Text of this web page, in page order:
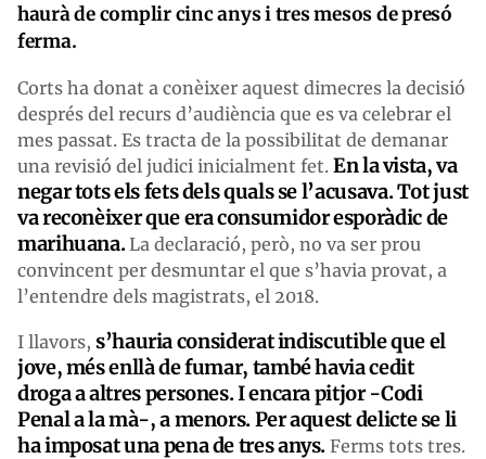
haurà de complir cinc anys i tres mesos de presó
ferma.
Corts ha donat a conèixer aquest dimecres la decisió
després del recurs d’audiència que es va celebrar el
mes passat. Es tracta de la possibilitat de demanar
una revisió del judici inicialment fet. En la vista, va
negar tots els fets dels quals se l’acusava. Tot just
va reconèixer que era consumidor esporàdic de
marihuana.La declaració, però, no va ser prou
convincent per desmuntar el que s’havia provat, a
l’entendre dels magistrats, el 2018.
I llavors, s’hauria considerat indiscutible que el
jove, més enllà de fumar, també havia cedit
droga a altres persones. I encara pitjor -Codi
Penal a la mà-, a menors. Per aquest delicte se li
ha imposat una pena de tres anys. Ferms tots tres.